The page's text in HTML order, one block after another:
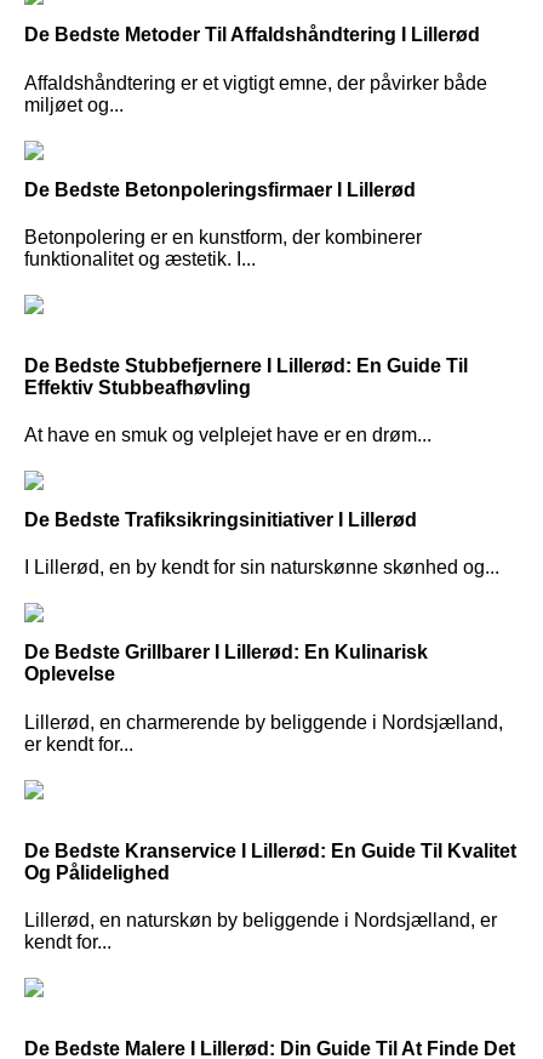
De Bedste Metoder Til Affaldshåndtering I Lillerød
Affaldshåndtering er et vigtigt emne, der påvirker både
miljøet og...
De Bedste Betonpoleringsfirmaer I Lillerød
Betonpolering er en kunstform, der kombinerer
funktionalitet og æstetik. I...
De Bedste Stubbefjernere I Lillerød: En Guide Til
Effektiv Stubbeafhøvling
At have en smuk og velplejet have er en drøm...
De Bedste Trafiksikringsinitiativer I Lillerød
I Lillerød, en by kendt for sin naturskønne skønhed og...
De Bedste Grillbarer I Lillerød: En Kulinarisk
Oplevelse
Lillerød, en charmerende by beliggende i Nordsjælland,
er kendt for...
De Bedste Kranservice I Lillerød: En Guide Til Kvalitet
Og Pålidelighed
Lillerød, en naturskøn by beliggende i Nordsjælland, er
kendt for...
De Bedste Malere I Lillerød: Din Guide Til At Finde Det